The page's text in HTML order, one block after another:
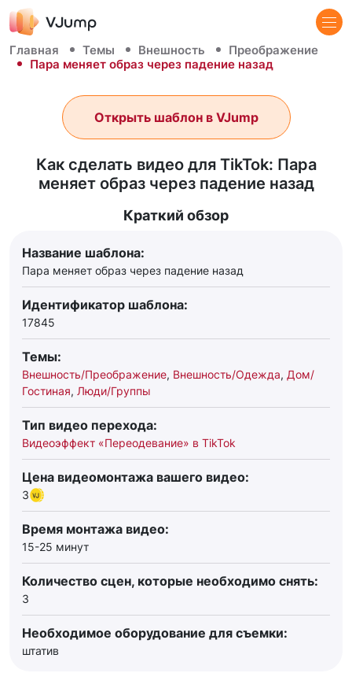
Главная Темы Внешность
Преображение
Пара меняет образ через падение назад
Как сделать видео для TikTok: Пара
меняет образ через падение назад
Открыть шаблон в VJump
Краткий обзор
Название шаблона:
Пара меняет образ через падение назад
Идентификатор шаблона:
17845
Темы:
Внешность/Преображение, Внешность/Одежда, Дом/
Гостиная, Люди/Группы
Тип видео перехода:
Видеоэффект «Переодевание» в TikTok
Цена видеомонтажа вашего видео:
3
Время монтажа видео:
15-25 минут
Количество сцен, которые необходимо снять:
3
Необходимое оборудование для съемки:
штатив